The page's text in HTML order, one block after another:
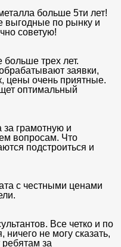
больше 5ти лет!
выгодные по рынку и
советую!
трех лет.
заявки,
цены очень приятные.
оптимальный
грамотную и
вопросам. Что
подстроиться и
с честными ценами
Все четко и по
ничего не могу сказать,
за